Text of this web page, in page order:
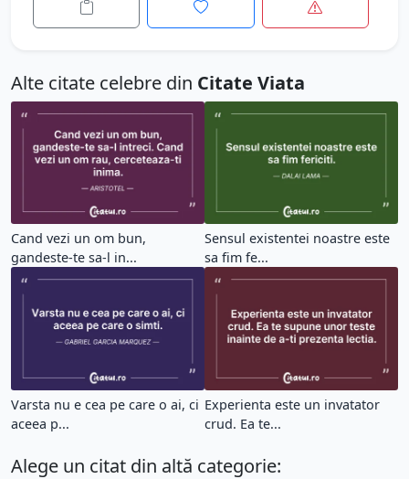
Alte citate celebre din Citate Viata
Cand vezi un om bun,
gandeste-te sa-l in...
Sensul existentei noastre este
sa fim fe...
Varsta nu e cea pe care o ai, ci
aceea p...
Experienta este un invatator
crud. Ea te...
Alege un citat din altă categorie: